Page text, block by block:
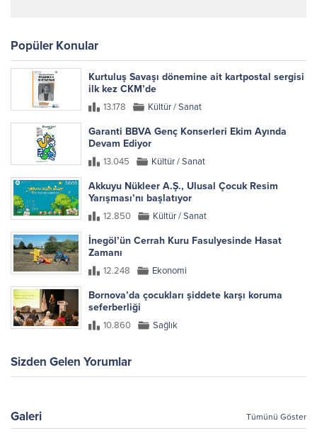
Popüler Konular
Kurtuluş Savaşı dönemine ait kartpostal sergisi
ilk kez CKM’de
13.178 Kültür / Sanat
Garanti BBVA Genç Konserleri Ekim Ayında
Devam Ediyor
13.045 Kültür / Sanat
Akkuyu Nükleer A.Ş., Ulusal Çocuk Resim
Yarışması’nı başlatıyor
12.850 Kültür / Sanat
İnegöl’ün Cerrah Kuru Fasulyesinde Hasat
Zamanı
12.248 Ekonomi
Bornova’da çocukları şiddete karşı koruma
seferberliği
10.860 Sağlık
Sizden Gelen Yorumlar
Galeri Tümünü Göster